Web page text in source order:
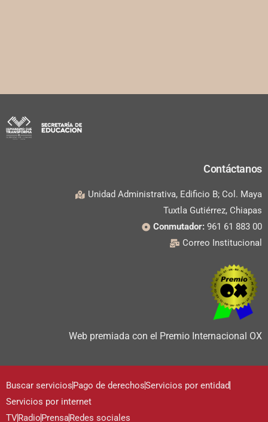
Contáctanos
Unidad Administrativa, Edificio B; Col. Maya
Tuxtla Gutiérrez, Chiapas
Conmutador: 961 61 883 00
Correo Institucional
Web premiada con el Premio Internacional OX
Buscar serviciosPago de derechosServicios por entidad
Servicios por internet
TVRadioPrensaRedes sociales